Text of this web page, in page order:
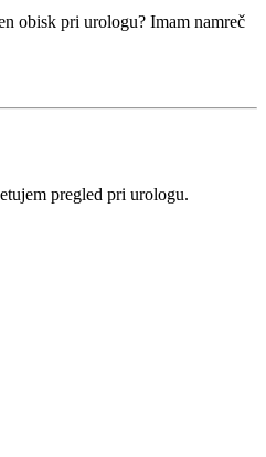
obisk pri urologu? Imam namreč
pregled pri urologu.